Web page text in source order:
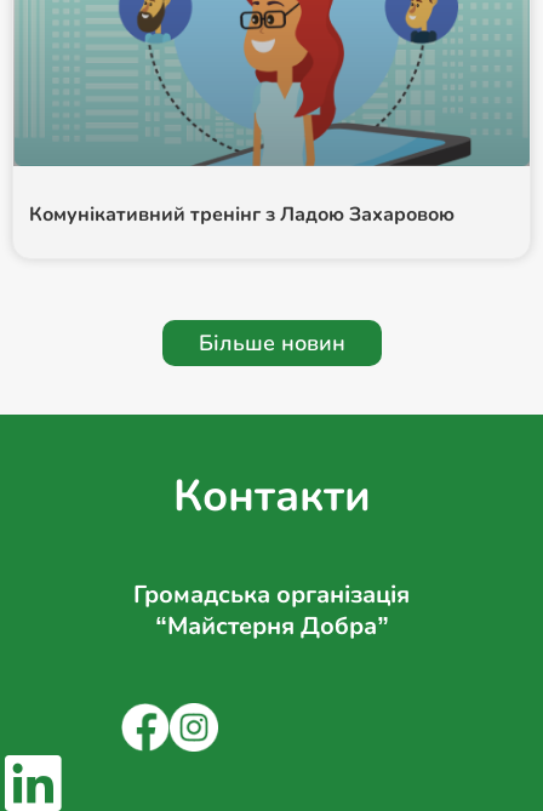
Комунікативний тренінг з Ладою Захаровою
Більше новин
Контакти
Громадська організація
“Майстерня Добра”